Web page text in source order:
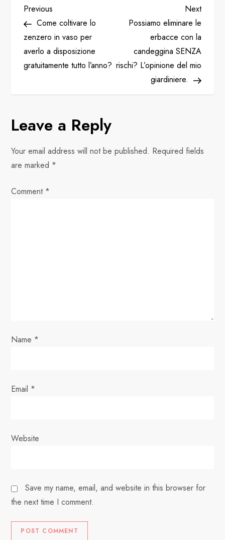
P
o
s
a
v
Previous
Post
Previous
Come coltivare lo
zenzero in vaso per
averlo a disposizione
gratuitamente tutto l’anno?
Next
Post
Next
Possiamo eliminare le
erbacce con la
candeggina SENZA
rischi? L’opinione del mio
giardiniere.
Leave a Reply
Your email address will not be published. Required fields
are marked *
Comment *
Name *
Email *
Website
Save my name, email, and website in this browser for
the next time I comment.